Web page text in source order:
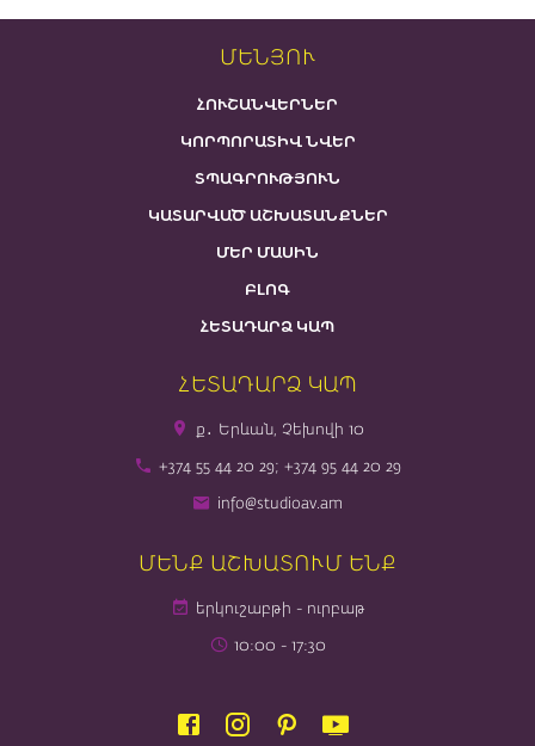
ՄԵՆՅՈՒ
ՀՈՒՇԱՆՎԵՐՆԵՐ
ԿՈՐՊՈՐԱՏԻՎ ՆՎԵՐ
ՏՊԱԳՐՈՒԹՅՈՒՆ
ԿԱՏԱՐՎԱԾ ԱՇԽԱՏԱՆՔՆԵՐ
ՄԵՐ ՄԱՍԻՆ
ԲԼՈԳ
ՀԵՏԱԴԱՐՁ ԿԱՊ
ՀԵՏԱԴԱՐՁ ԿԱՊ
ք․ Երևան, Չեխովի 10
+374 55 44 20 29; +374 95 44 20 29
info@studioav.am
ՄԵՆՔ ԱՇԽԱՏՈՒՄ ԵՆՔ
երկուշաբթի - ուրբաթ
10։00 - 17։30